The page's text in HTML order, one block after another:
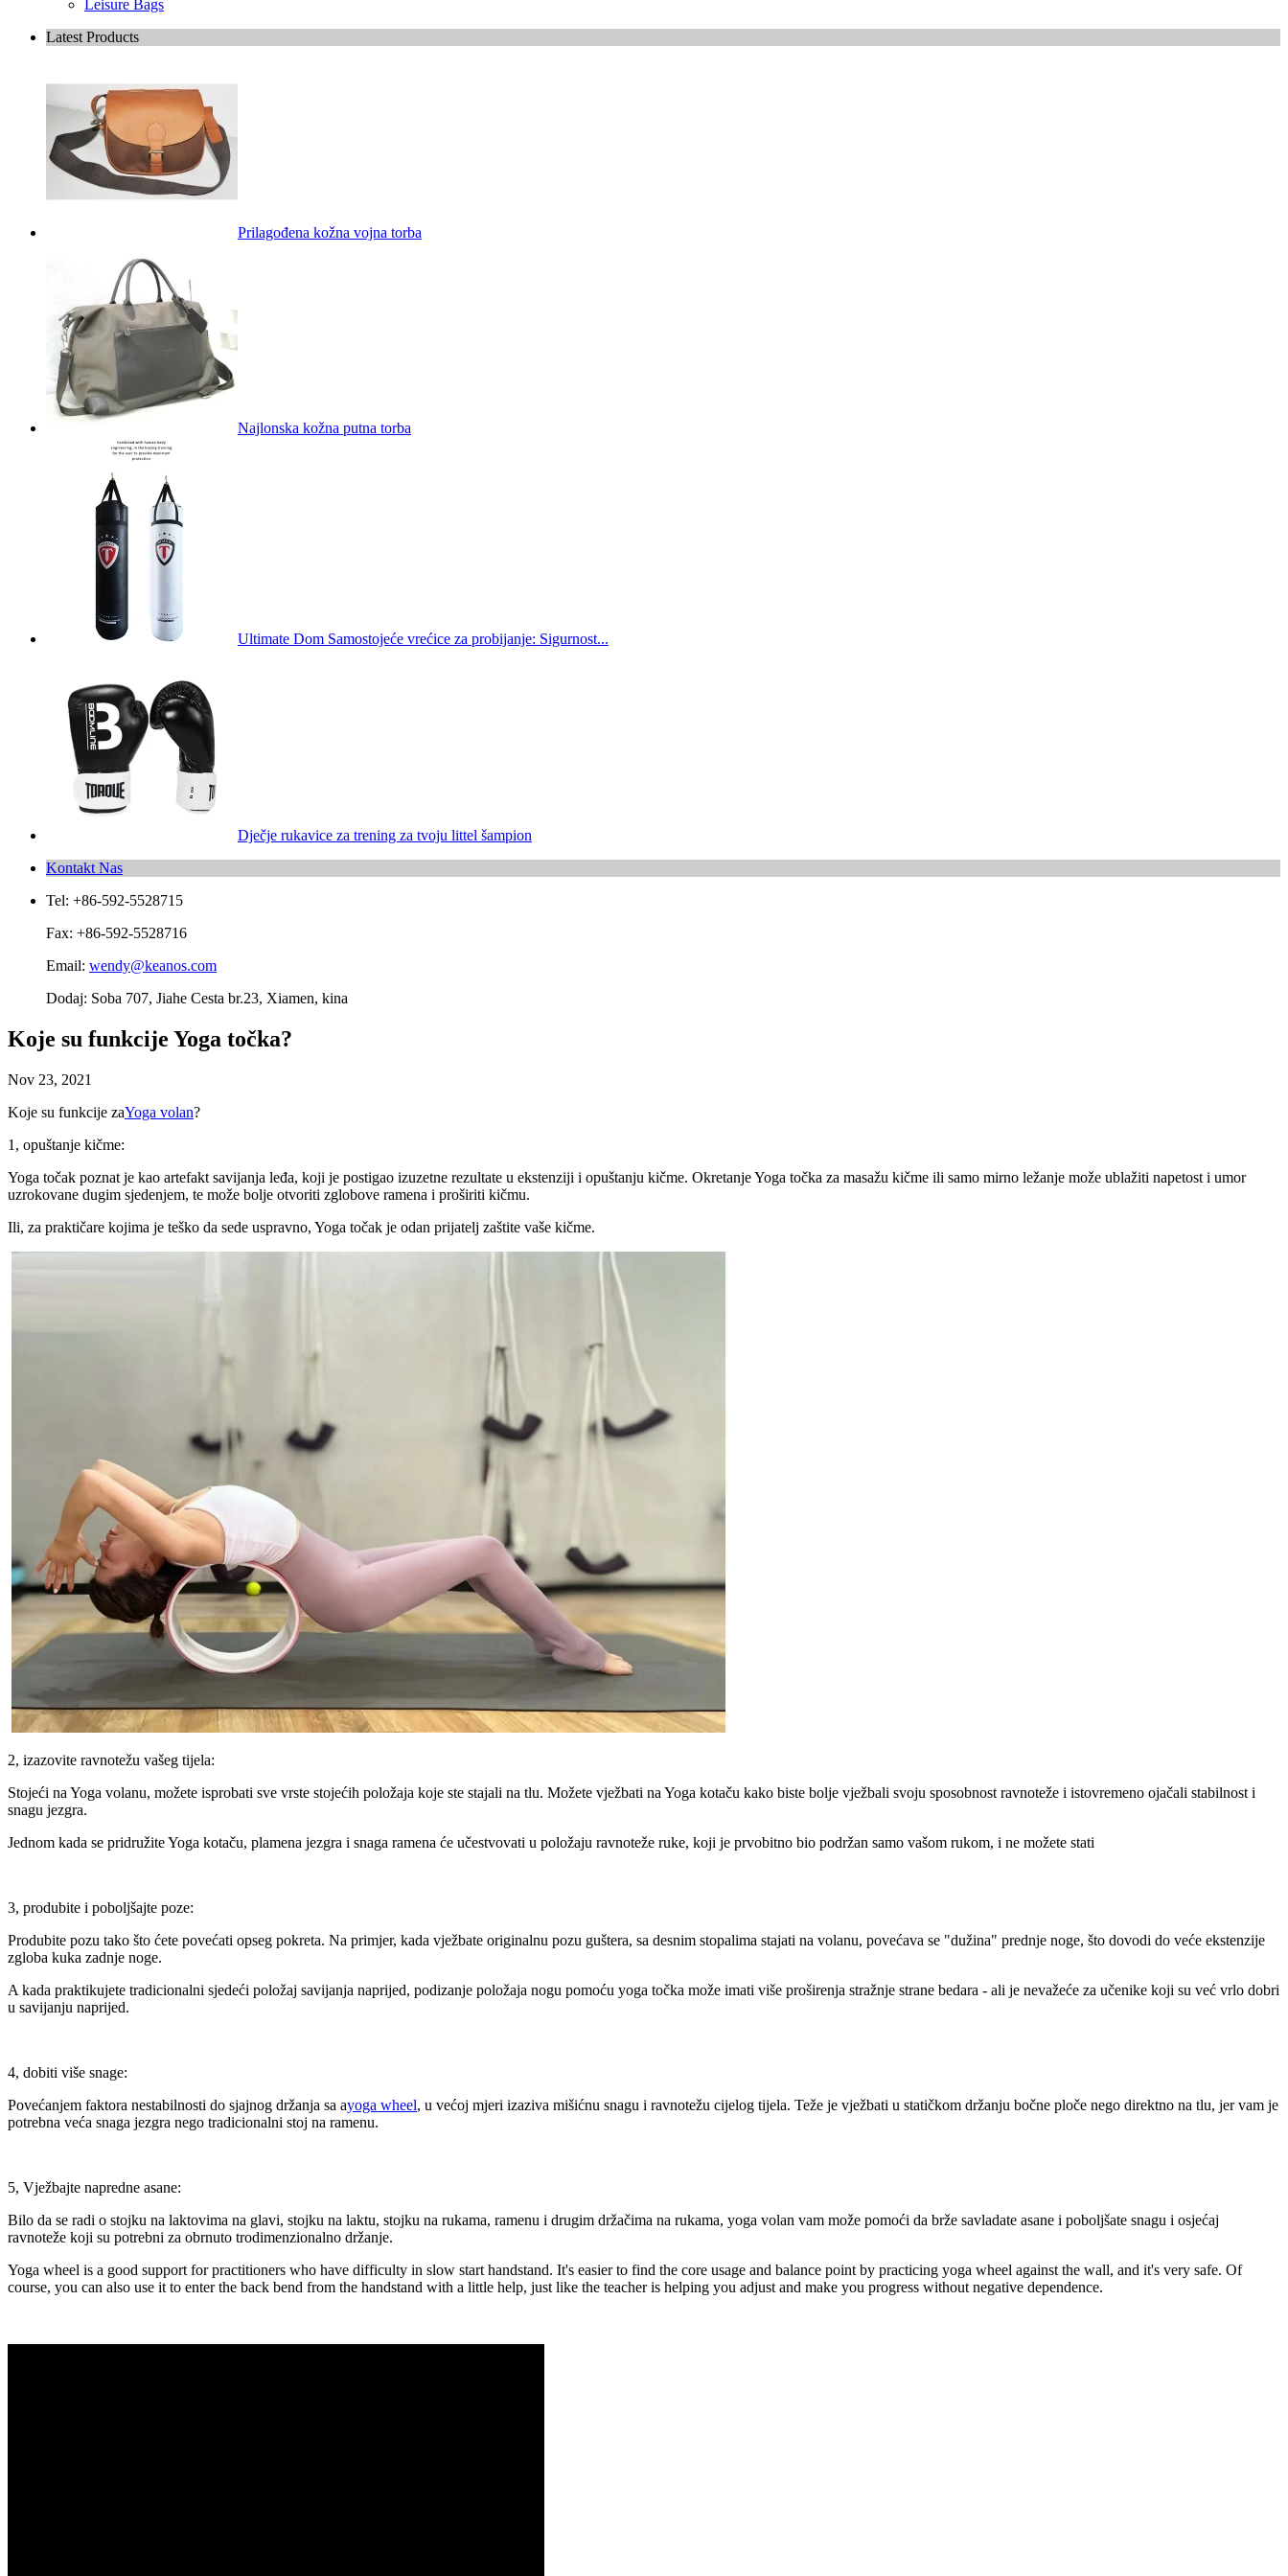
Leisure Bags
Latest Products
Prilagođena kožna vojna torba
Najlonska kožna putna torba
Ultimate Dom Samostojeće vrećice za probijanje: Sigurnost...
Dječje rukavice za trening za tvoju littel šampion
Kontakt Nas
Tel: +86-592-5528715
Fax: +86-592-5528716
Email: wendy@keanos.com
Dodaj: Soba 707, Jiahe Cesta br.23, Xiamen, kina
Koje su funkcije Yoga točka?
Nov 23, 2021
Koje su funkcije zaYoga volan?
1, opuštanje kičme:
Yoga točak poznat je kao artefakt savijanja leđa, koji je postigao izuzetne rezultate u ekstenziji i opuštanju kičme. Okretanje Yoga točka za masažu kičme ili samo mirno ležanje može ublažiti napetost i umor
uzrokovane dugim sjedenjem, te može bolje otvoriti zglobove ramena i proširiti kičmu.
Ili, za praktičare kojima je teško da sede uspravno, Yoga točak je odan prijatelj zaštite vaše kičme.
2, izazovite ravnotežu vašeg tijela:
Stojeći na Yoga volanu, možete isprobati sve vrste stojećih položaja koje ste stajali na tlu. Možete vježbati na Yoga kotaču kako biste bolje vježbali svoju sposobnost ravnoteže i istovremeno ojačali stabilnost i
snagu jezgra.
Jednom kada se pridružite Yoga kotaču, plamena jezgra i snaga ramena će učestvovati u položaju ravnoteže ruke, koji je prvobitno bio podržan samo vašom rukom, i ne možete stati
3, produbite i poboljšajte poze:
Produbite pozu tako što ćete povećati opseg pokreta. Na primjer, kada vježbate originalnu pozu guštera, sa desnim stopalima stajati na volanu, povećava se "dužina" prednje noge, što dovodi do veće ekstenzije
zgloba kuka zadnje noge.
A kada praktikujete tradicionalni sjedeći položaj savijanja naprijed, podizanje položaja nogu pomoću yoga točka može imati više proširenja stražnje strane bedara - ali je nevažeće za učenike koji su već vrlo dobri
u savijanju naprijed.
4, dobiti više snage:
Povećanjem faktora nestabilnosti do sjajnog držanja sa ayoga wheel, u većoj mjeri izaziva mišićnu snagu i ravnotežu cijelog tijela. Teže je vježbati u statičkom držanju bočne ploče nego direktno na tlu, jer vam je
potrebna veća snaga jezgra nego tradicionalni stoj na ramenu.
5, Vježbajte napredne asane:
Bilo da se radi o stojku na laktovima na glavi, stojku na laktu, stojku na rukama, ramenu i drugim držačima na rukama, yoga volan vam može pomoći da brže savladate asane i poboljšate snagu i osjećaj
ravnoteže koji su potrebni za obrnuto trodimenzionalno držanje.
Yoga wheel is a good support for practitioners who have difficulty in slow start handstand. It's easier to find the core usage and balance point by practicing yoga wheel against the wall, and it's very safe. Of
course, you can also use it to enter the back bend from the handstand with a little help, just like the teacher is helping you adjust and make you progress without negative dependence.